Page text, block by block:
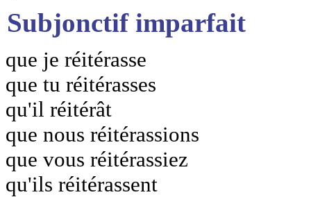
Subjonctif imparfait
que je réitérasse
que tu réitérasses
qu'il réitérât
que nous réitérassions
que vous réitérassiez
qu'ils réitérassent